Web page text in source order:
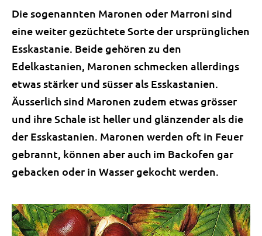
Die sogenannten Maronen oder Marroni sind
eine weiter gezüchtete Sorte der ursprünglichen
Esskastanie. Beide gehören zu den
Edelkastanien, Maronen schmecken allerdings
etwas stärker und süsser als Esskastanien.
Äusserlich sind Maronen zudem etwas grösser
und ihre Schale ist heller und glänzender als die
der Esskastanien. Maronen werden oft in Feuer
gebrannt, können aber auch im Backofen gar
gebacken oder in Wasser gekocht werden.